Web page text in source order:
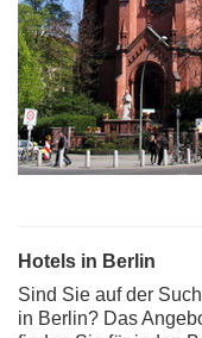
Hotels in Berlin
Sind Sie auf der
in Berlin? Das